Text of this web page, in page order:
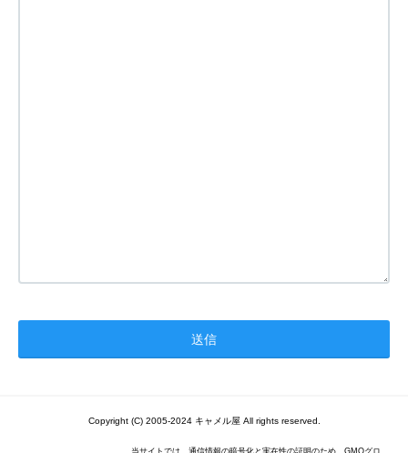
Copyright (C) 2005-2024 キャメル屋 All rights reserved.
当サイトでは、通信情報の暗号化と実在性の証明のため、GMOグロ